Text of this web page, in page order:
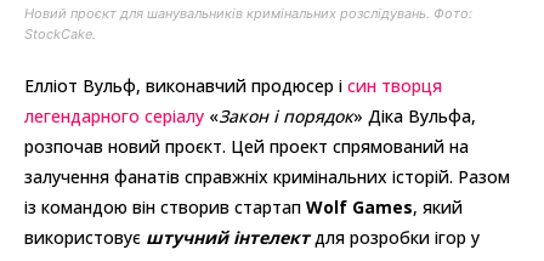
Новий проєкт для шанувальників кримінальних розслідувань. Фото:
StockCake.
Елліот Вульф, виконавчий продюсер і син творця
легендарного серіалу «Закон і порядок» Діка Вульфа,
розпочав новий проєкт. Цей проект спрямований на
залучення фанатів справжніх кримінальних історій. Разом
із командою він створив стартап Wolf Games, який
використовує штучний інтелектдля розробки ігор у